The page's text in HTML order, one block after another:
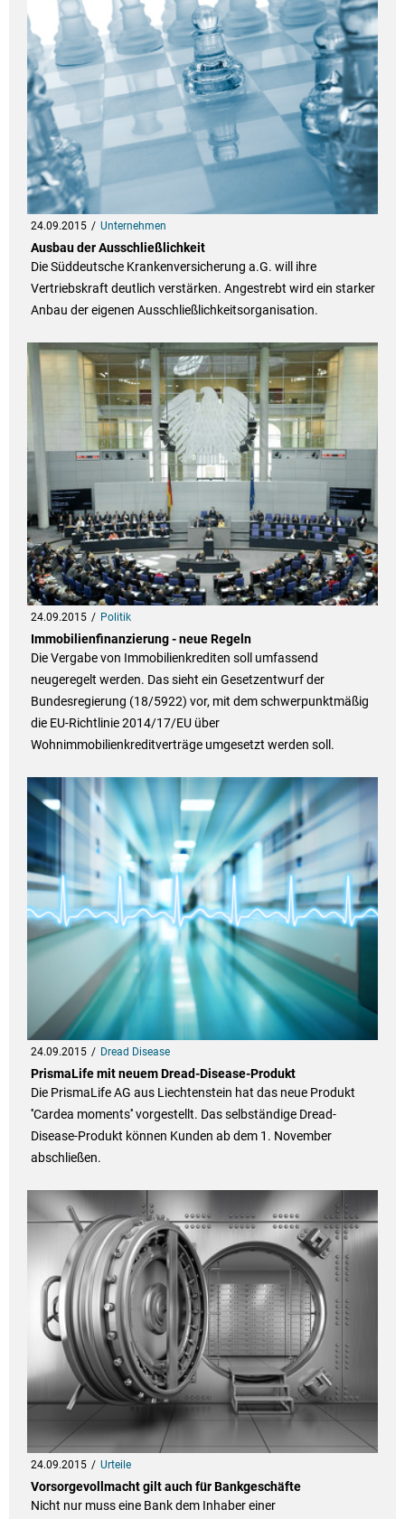
24.09.2015 Unternehmen
Ausbau der Ausschließlichkeit
Die Süddeutsche Krankenversicherung a.G. will ihre
Vertriebskraft deutlich verstärken. Angestrebt wird ein starker
Anbau der eigenen Ausschließlichkeitsorganisation.
24.09.2015 Politik
Immobilienfinanzierung - neue Regeln
Die Vergabe von Immobilienkrediten soll umfassend
neugeregelt werden. Das sieht ein Gesetzentwurf der
Bundesregierung (18/5922) vor, mit dem schwerpunktmäßig
die EU-Richtlinie 2014/17/EU über
Wohnimmobilienkreditverträge umgesetzt werden soll.
24.09.2015 Dread Disease
PrismaLife mit neuem Dread-Disease-Produkt
Die PrismaLife AG aus Liechtenstein hat das neue Produkt
''Cardea moments'' vorgestellt. Das selbständige Dread-
Disease-Produkt können Kunden ab dem 1. November
abschließen.
24.09.2015 Urteile
Vorsorgevollmacht gilt auch für Bankgeschäfte
Nicht nur muss eine Bank dem Inhaber einer